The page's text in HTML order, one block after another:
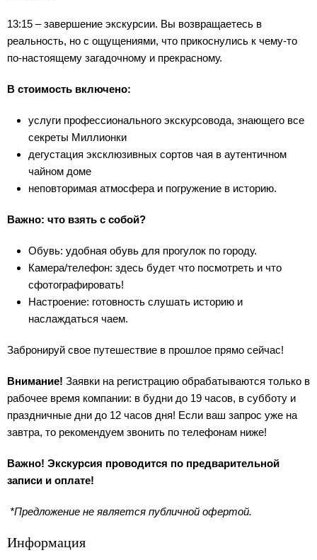
13:15 – завершение экскурсии. Вы возвращаетесь в
реальность, но с ощущениями, что прикоснулись к чему-то
по-настоящему загадочному и прекрасному.
В стоимость включено:
услуги профессионального экскурсовода, знающего все
секреты Миллионки
дегустация эксклюзивных сортов чая в аутентичном
чайном доме
неповторимая атмосфера и погружение в историю.
Важно: что взять с собой?
Обувь: удобная обувь для прогулок по городу.
Камера/телефон: здесь будет что посмотреть и что
сфотографировать!
Настроение: готовность слушать историю и
наслаждаться чаем.
Забронируй свое путешествие в прошлое прямо сейчас!
Внимание! Заявки на регистрацию обрабатываются только в
рабочее время компании: в будни до 19 часов, в субботу и
праздничные дни до 12 часов дня! Если ваш запрос уже на
завтра, то рекомендуем звонить по телефонам ниже!
Важно! Экскурсия проводится по предварительной
записи и оплате!
*Предложение не является публичной офертой.
Информация